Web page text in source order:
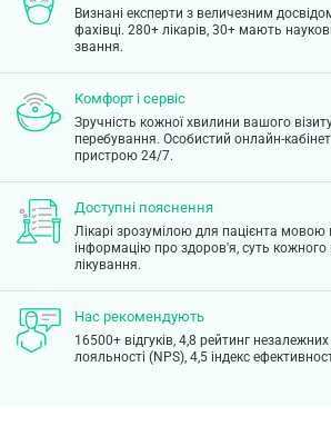
Визнані експерти з величезним
фахівці. 280+ лікарів, 30+ мають
звання.
Комфорт і сервіс
Зручність кожної хвилини вашого
перебування. Особистий онлайн-кабінет
пристрою 24/7.
Доступні пояснення
Лікарі зрозумілою для пацієнта
інформацію про здоров'я, суть
лікування.
Нас рекомендують
16500+ відгуків, 4,8 рейтинг незалежних
лояльності (NPS), 4,5 індекс